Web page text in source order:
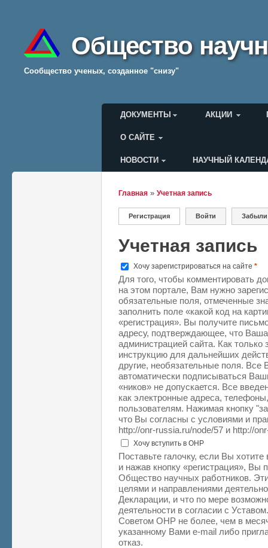
Общество
Cообщество ученых, созданное "снизу"
Главное меню
ДОКУМЕНТЫ АКЦИИ
О САЙТЕ
Меню пользователя
НОВОСТИ НАУЧНЫЙ
Вы здесь
Главная » Учетная запись
Главные вкладки
Регистрация (активная вкладка)
Войти
Учетная запись
Хочу зарегистрироваться на сайте *
Для того, чтобы комментировать
на этом портале, Вам нужно
обязательные поля, отмеченные
заполнить поле «какой код на
«регистрация». Вы получите
адресу, подтверждающее, что Ваша
администрацией сайта. Как
инструкцию для дальнейших
другие, необязательные поля.
автоматически подписываться
«ников» не допускается. Все
как электронные адреса,
пользователям. Нажимая кнопку
что Вы согласны с условиями и
http://onr-russia.ru/node/57 и http://
Хочу вступить в ОНР
Поставьте галочку, если Вы
и нажав кнопку «регистрация», Вы
Общество научных работников.
целями и направлениями
Декларации, и что по мере
деятельности в согласии с
Советом ОНР не более, чем в
указанному Вами e-mail либо
отказ.